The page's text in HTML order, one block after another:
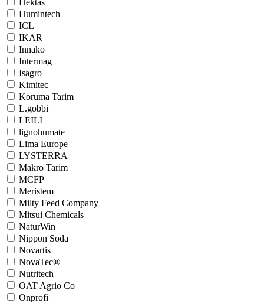
Humintech
ICL
IKAR
Innako
Intermag
Isagro
Kimitec
Koruma Tarim
L.gobbi
LEILI
lignohumate
Lima Europe
LYSTERRA
Makro Tarim
MCFP
Meristem
Milty Feed Company
Mitsui Chemicals
NaturWin
Nippon Soda
Novartis
NovaTec®
Nutritech
OAT Agrio Co
Onprofi